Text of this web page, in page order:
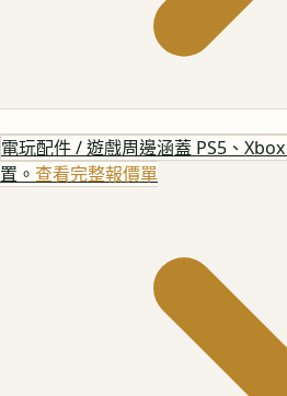
電玩配件 / 遊戲周邊涵蓋 PS5、
置。 查看完整報價單